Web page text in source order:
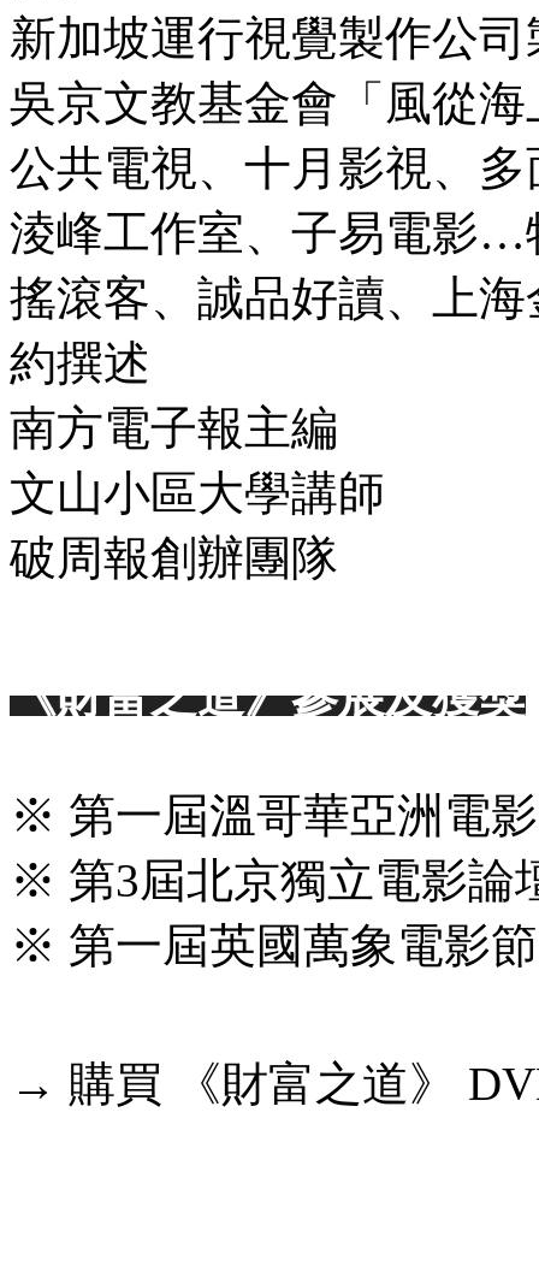
新加坡運行視覺製作公司
吳京文教基金會「風從
公共電視、十月影視、
淩峰工作室、子易電影…
搖滾客、誠品好讀、上
約撰述
南方電子報主編
文山小區大學講師
破周報創辦團隊
《財富之道》參展及獲獎
※ 第一屆溫哥華亞洲電
※ 第3屆北京獨立電影論
※ 第一屆英國萬象電影
→ 購買 《財富之道》